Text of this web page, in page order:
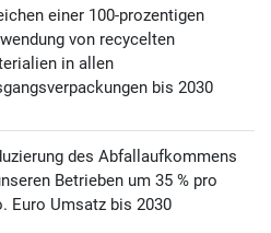
einer 100-prozentigen
von recycelten
in allen
bis 2030
des Abfallaufkommens
Betrieben um 35 % pro
Euro Umsatz bis 2030